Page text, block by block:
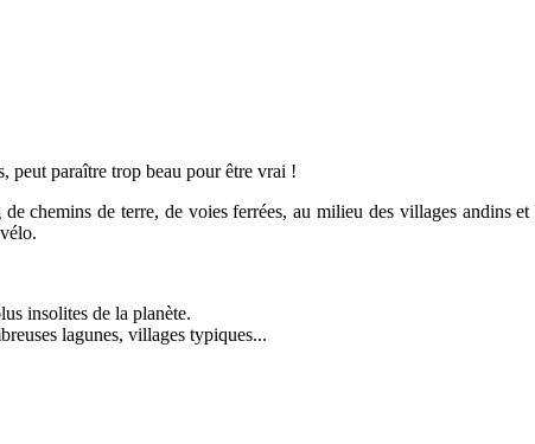
peut paraître trop beau pour être vrai !
chemins de terre, de voies ferrées, au milieu des villages andins
insolites de la planète.
lagunes, villages typiques...